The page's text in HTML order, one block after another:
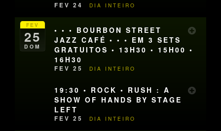
FEV 24 DIA INTEIRO
FEV
25
DOM
• • • BOURBON STREET
JAZZ CAFÉ • • • EM 3 SETS
GRATUITOS • 13H30 • 15H00 •
16H30
FEV 25 DIA INTEIRO
19:30 • ROCK • RUSH : A
SHOW OF HANDS BY STAGE
LEFT
FEV 25 DIA INTEIRO